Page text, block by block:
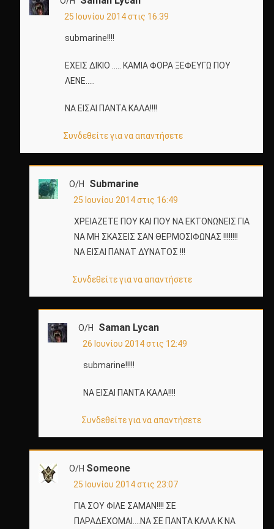
25 Ιουνίου 2014 στις 16:39
submarine!!!!
ΕΧΕΙΣ ΔΙΚΙΟ ….. ΚΑΜΙΑ ΦΟΡΑ ΞΕΦΕΥΓΩ ΠΟΥ
ΛΕΝΕ…..
ΝΑ ΕΙΣΑΙ ΠΑΝΤΑ ΚΑΛΑ!!!!
Συνδεθείτε για να απαντήσετε
Ο/Η Submarine
25 Ιουνίου 2014 στις 16:49
ΧΡΕΙΑΖΕΤΕ ΠΟΥ ΚΑΙ ΠΟΥ ΝΑ ΕΚΤΟΝΩΝΕΙΣ ΓΙΑ
ΝΑ ΜΗ ΣΚΑΣΕΙΣ ΣΑΝ ΘΕΡΜΟΣΙΦΩΝΑΣ !!!!!!!!
ΝΑ ΕΙΣΑΙ ΠΑΝΑΤ ΔΥΝΑΤΟΣ !!!
Συνδεθείτε για να απαντήσετε
Ο/Η Saman Lycan
26 Ιουνίου 2014 στις 12:49
submarine!!!!!
ΝΑ ΕΙΣΑΙ ΠΑΝΤΑ ΚΑΛΑ!!!!
Συνδεθείτε για να απαντήσετε
Ο/Η Someone
25 Ιουνίου 2014 στις 23:07
ΓΙΑ ΣΟΥ ΦΙΛΕ ΣΑΜΑΝ!!!! ΣΕ
ΠΑΡΑΔΕΧΟΜΑΙ….ΝΑ ΣΕ ΠΑΝΤΑ ΚΑΛΑ Κ ΝΑ